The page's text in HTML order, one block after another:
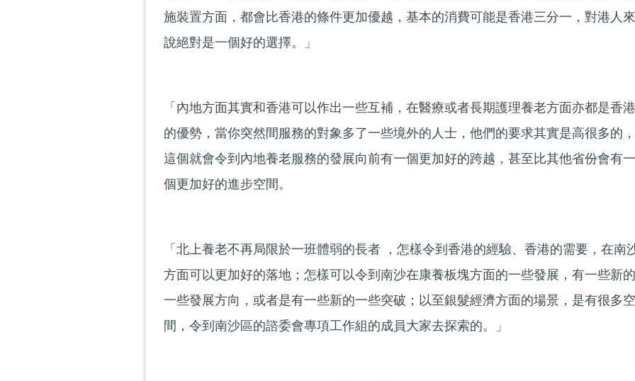
施裝置方面，都會比香港的條件更加優越，基本的消費可能是香港三分一，對港人來
說絕對是一個好的選擇。」
「內地方面其實和香港可以作出一些互補，在醫療或者長期護理養老方面亦都是香港
的優勢，當你突然間服務的對象多了一些境外的人士，他們的要求其實是高很多的，
這個就會令到內地養老服務的發展向前有一個更加好的跨越，甚至比其他省份會有一
個更加好的進步空間。
「北上養老不再局限於一班體弱的長者 ，怎樣令到香港的經驗、香港的需要，在南
方面可以更加好的落地；怎樣可以令到南沙在康養板塊方面的一些發展，有一些新的
一些發展方向，或者是有一些新的一些突破；以至銀髮經濟方面的場景，是有很多空
間，令到南沙區的諮委會專項工作組的成員大家去探索的。」